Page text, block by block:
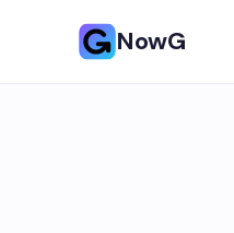
NowG